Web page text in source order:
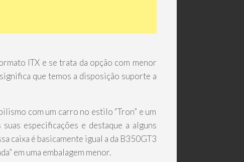
ITX e se trata da opção com menor
que temos a disposição suporte a
com um carro no estilo “Tron” e um
especificações e destaque a alguns
caixa é basicamente igual a da B350GT3
em uma embalagem menor.